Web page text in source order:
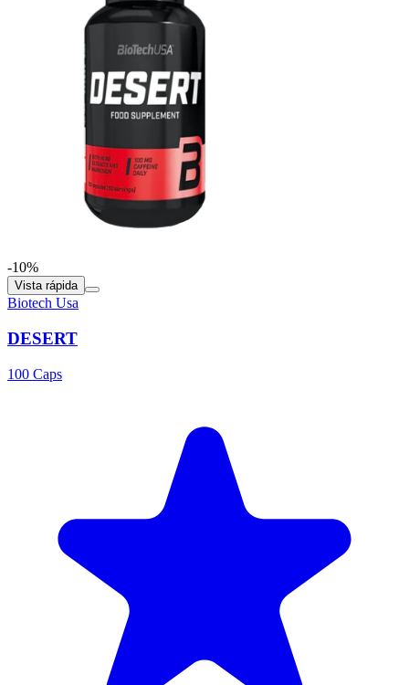
-10%
Vista rápida
Biotech Usa
DESERT
100 Caps